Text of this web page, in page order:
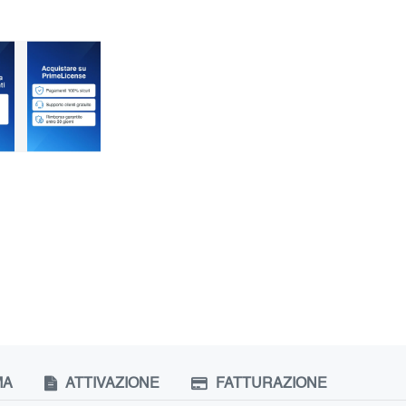
ATTIVAZIONE FATTURAZIONE